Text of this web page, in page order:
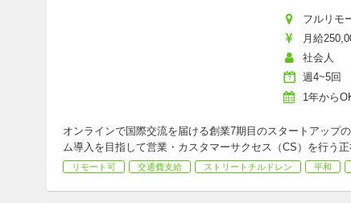
フルリモ
月給
社会人
週4~5回
1年から
オンラインで国際交流を届ける創業7期目のスタートアップ
ム導入を目指して営業・カスタマーサクセス（CS）を行う正
リモート可 交通費支給 ストリートチルドレン 平和